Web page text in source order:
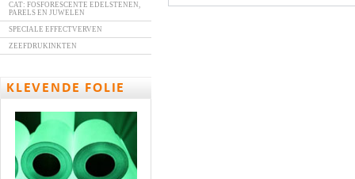
CAT: FOSFORESCENTE EDELSTENEN,
PARELS EN JUWELEN
SPECIALE EFFECTVERVEN
ZEEFDRUKINKTEN
KLEVENDE FOLIE